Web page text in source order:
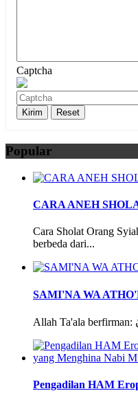
Captcha
Popular
CARA ANEH
Cara Sholat Orang
berbeda dari...
SAMI'NA WA
Pengadilan HAM